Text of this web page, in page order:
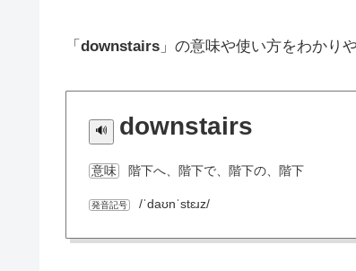
「 downstairs 」の意味や使い方をわかり
downstairs
意味 階下へ、階下で、階下の、階下
発音記号 /ˈdaʊnˈstɛɹz/